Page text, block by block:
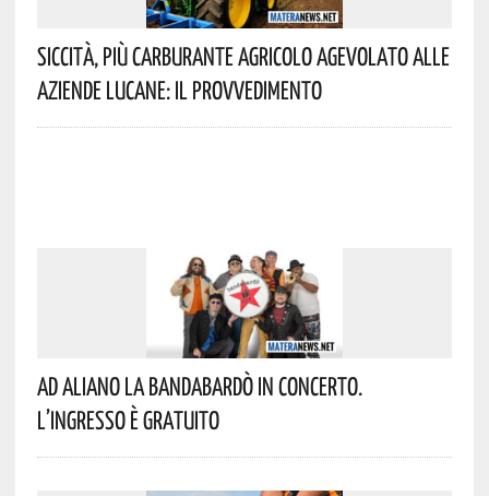
Siccità, Più Carburante Agricolo Agevolato Alle
Aziende Lucane: Il Provvedimento
Ad Aliano La Bandabardò In Concerto.
L’ingresso È Gratuito